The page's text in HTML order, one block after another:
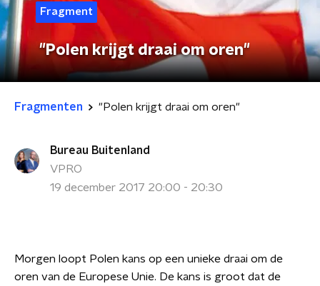
Fragment
"Polen krijgt draai om oren"
Fragmenten "Polen krijgt draai om oren"
Bureau Buitenland
VPRO
19 december 2017 20:00 - 20:30
Morgen loopt Polen kans op een unieke draai om de
oren van de Europese Unie. De kans is groot dat de